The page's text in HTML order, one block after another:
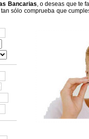
Bancarias, o deseas que te
tan sólo comprueba que